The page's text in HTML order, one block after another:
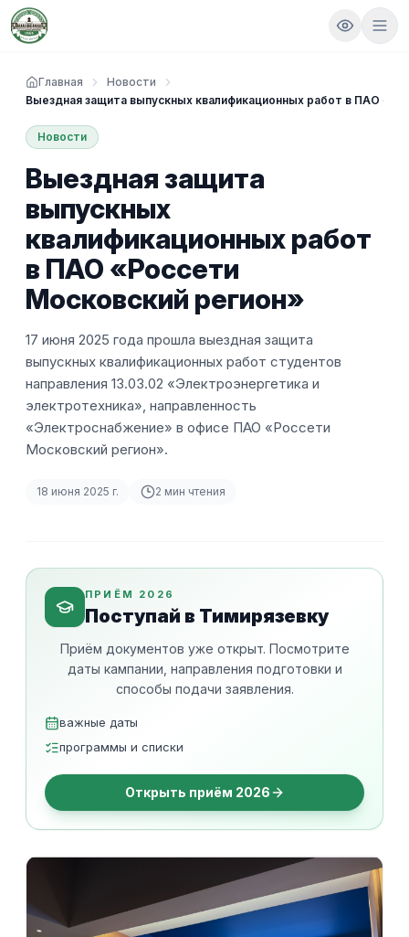
Главная
Новости
Выездная защита выпускных квалификационных работ в ПАО
Новости
Выездная защита
выпускных
квалификационных работ
в ПАО «Россети
Московский регион»
17 июня 2025 года прошла выездная защита
выпускных квалификационных работ студентов
направления 13.03.02 «Электроэнергетика и
электротехника», направленность
«Электроснабжение» в офисе ПАО «Россети
Московский регион».
18 июня 2025 г. 2 мин чтения
ПРИЁМ 2026
Поступай в Тимирязевку
Приём документов уже открыт. Посмотрите
даты кампании, направления подготовки и
способы подачи заявления.
важные даты
программы и списки
Открыть приём 2026